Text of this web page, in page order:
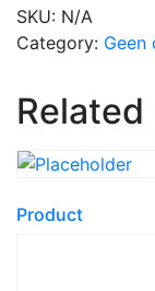
SKU: N/A
Category: Geen
Product